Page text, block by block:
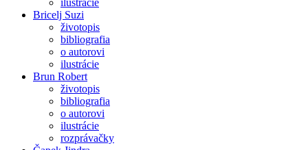
ilustrácie
Bricelj Suzi
životopis
bibliografia
o autorovi
ilustrácie
Brun Robert
životopis
bibliografia
o autorovi
ilustrácie
rozprávačky